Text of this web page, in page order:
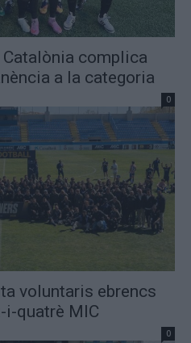
complica
a la categoria
0
voluntaris ebrencs
i-quatrè MIC
0